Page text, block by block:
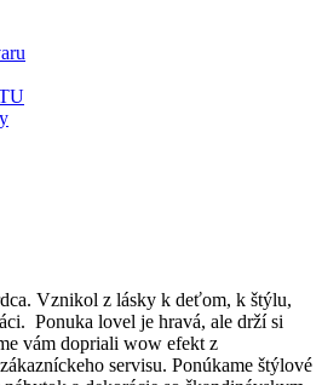
Vznikol z lásky k deťom, k štýlu,
Ponuka lovel je hravá, ale drží si
vám dopriali wow efekt z
servisu. Ponúkame štýlové